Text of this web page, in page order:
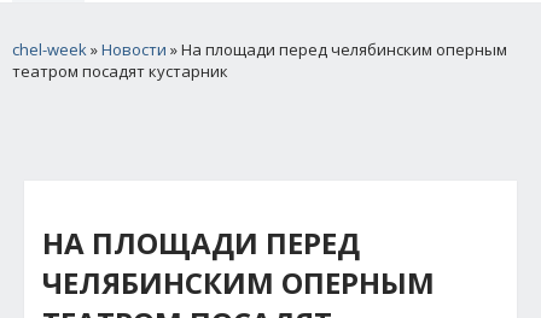
chel-week»Новости » На площади перед челябинским оперным
театром посадят кустарник
НА ПЛОЩАДИ ПЕРЕД
ЧЕЛЯБИНСКИМ ОПЕРНЫМ